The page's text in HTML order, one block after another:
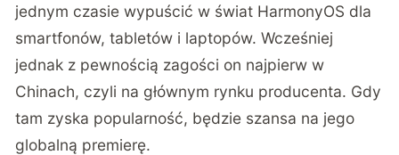
jednym czasie wypuścić w świat HarmonyOS dla
smartfonów, tabletów i laptopów. Wcześniej
jednak z pewnością zagości on najpierw w
Chinach, czyli na głównym rynku producenta. Gdy
tam zyska popularność, będzie szansa na jego
globalną premierę.